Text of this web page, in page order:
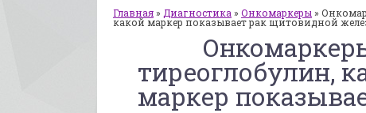
Главная» Диагностика » Онкомаркеры »
какой маркер показывает рак щитовидной
тиреоглобулин,
маркер